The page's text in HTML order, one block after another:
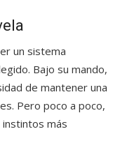
un sistema
Bajo su mando,
de mantener una
Pero poco a poco,
más